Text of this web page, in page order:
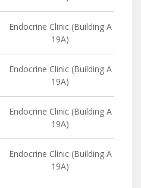
Endocrine Clinic (Building A
19A)
Endocrine Clinic (Building A
19A)
Endocrine Clinic (Building A
19A)
Endocrine Clinic (Building A
19A)